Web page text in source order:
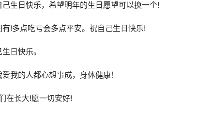
生日快乐，希望明年的生日愿望可以换一个!
!多点吃亏会多点平安。祝自己生日快乐!
日快乐。
我的人都心想事成，身体健康！
在长大!愿一切安好!